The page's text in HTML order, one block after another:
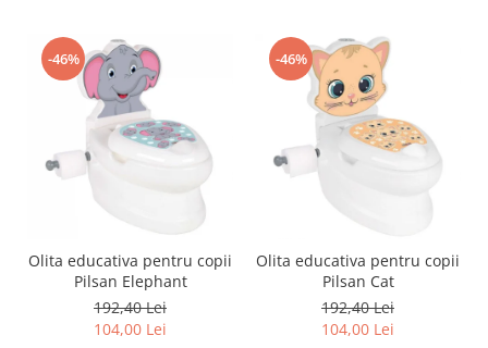
-46%
Olita educativa pentru copii
Pilsan Elephant
192,40 Lei
104,00 Lei
-46%
Olita educativa pentru copii
Pilsan Cat
192,40 Lei
104,00 Lei